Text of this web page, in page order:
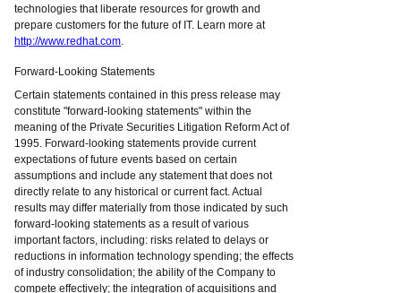
technologies that liberate resources for growth and
prepare customers for the future of IT. Learn more at
http://www.redhat.com.
Forward-Looking Statements
Certain statements contained in this press release may
constitute "forward-looking statements" within the
meaning of the Private Securities Litigation Reform Act of
1995. Forward-looking statements provide current
expectations of future events based on certain
assumptions and include any statement that does not
directly relate to any historical or current fact. Actual
results may differ materially from those indicated by such
forward-looking statements as a result of various
important factors, including: risks related to delays or
reductions in information technology spending; the effects
of industry consolidation; the ability of the Company to
compete effectively; the integration of acquisitions and